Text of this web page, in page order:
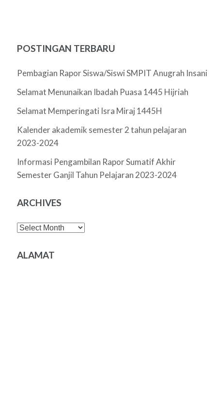
POSTINGAN TERBARU
Pembagian Rapor Siswa/Siswi SMPIT Anugrah Insani
Selamat Menunaikan Ibadah Puasa 1445 Hijriah
Selamat Memperingati Isra Miraj 1445H
Kalender akademik semester 2 tahun pelajaran
2023-2024
Informasi Pengambilan Rapor Sumatif Akhir
Semester Ganjil Tahun Pelajaran 2023-2024
ARCHIVES
Archives
ALAMAT